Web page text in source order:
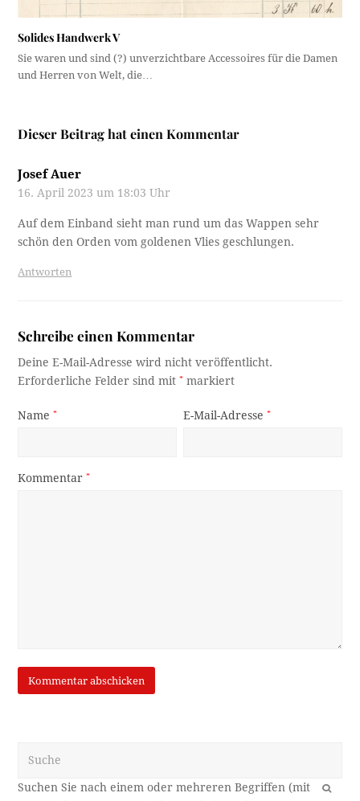
Solides Handwerk V
Sie waren und sind (?) unverzichtbare Accessoires für die Damen
und Herren von Welt, die…
Dieser Beitrag hat einen Kommentar
Josef Auer
16. April 2023 um 18:03 Uhr
Auf dem Einband sieht man rund um das Wappen sehr
schön den Orden vom goldenen Vlies geschlungen.
Antworten
Schreibe einen Kommentar
Deine E-Mail-Adresse wird nicht veröffentlicht.
Erforderliche Felder sind mit* markiert
Name* E-Mail-Adresse*
Kommentar*
OK